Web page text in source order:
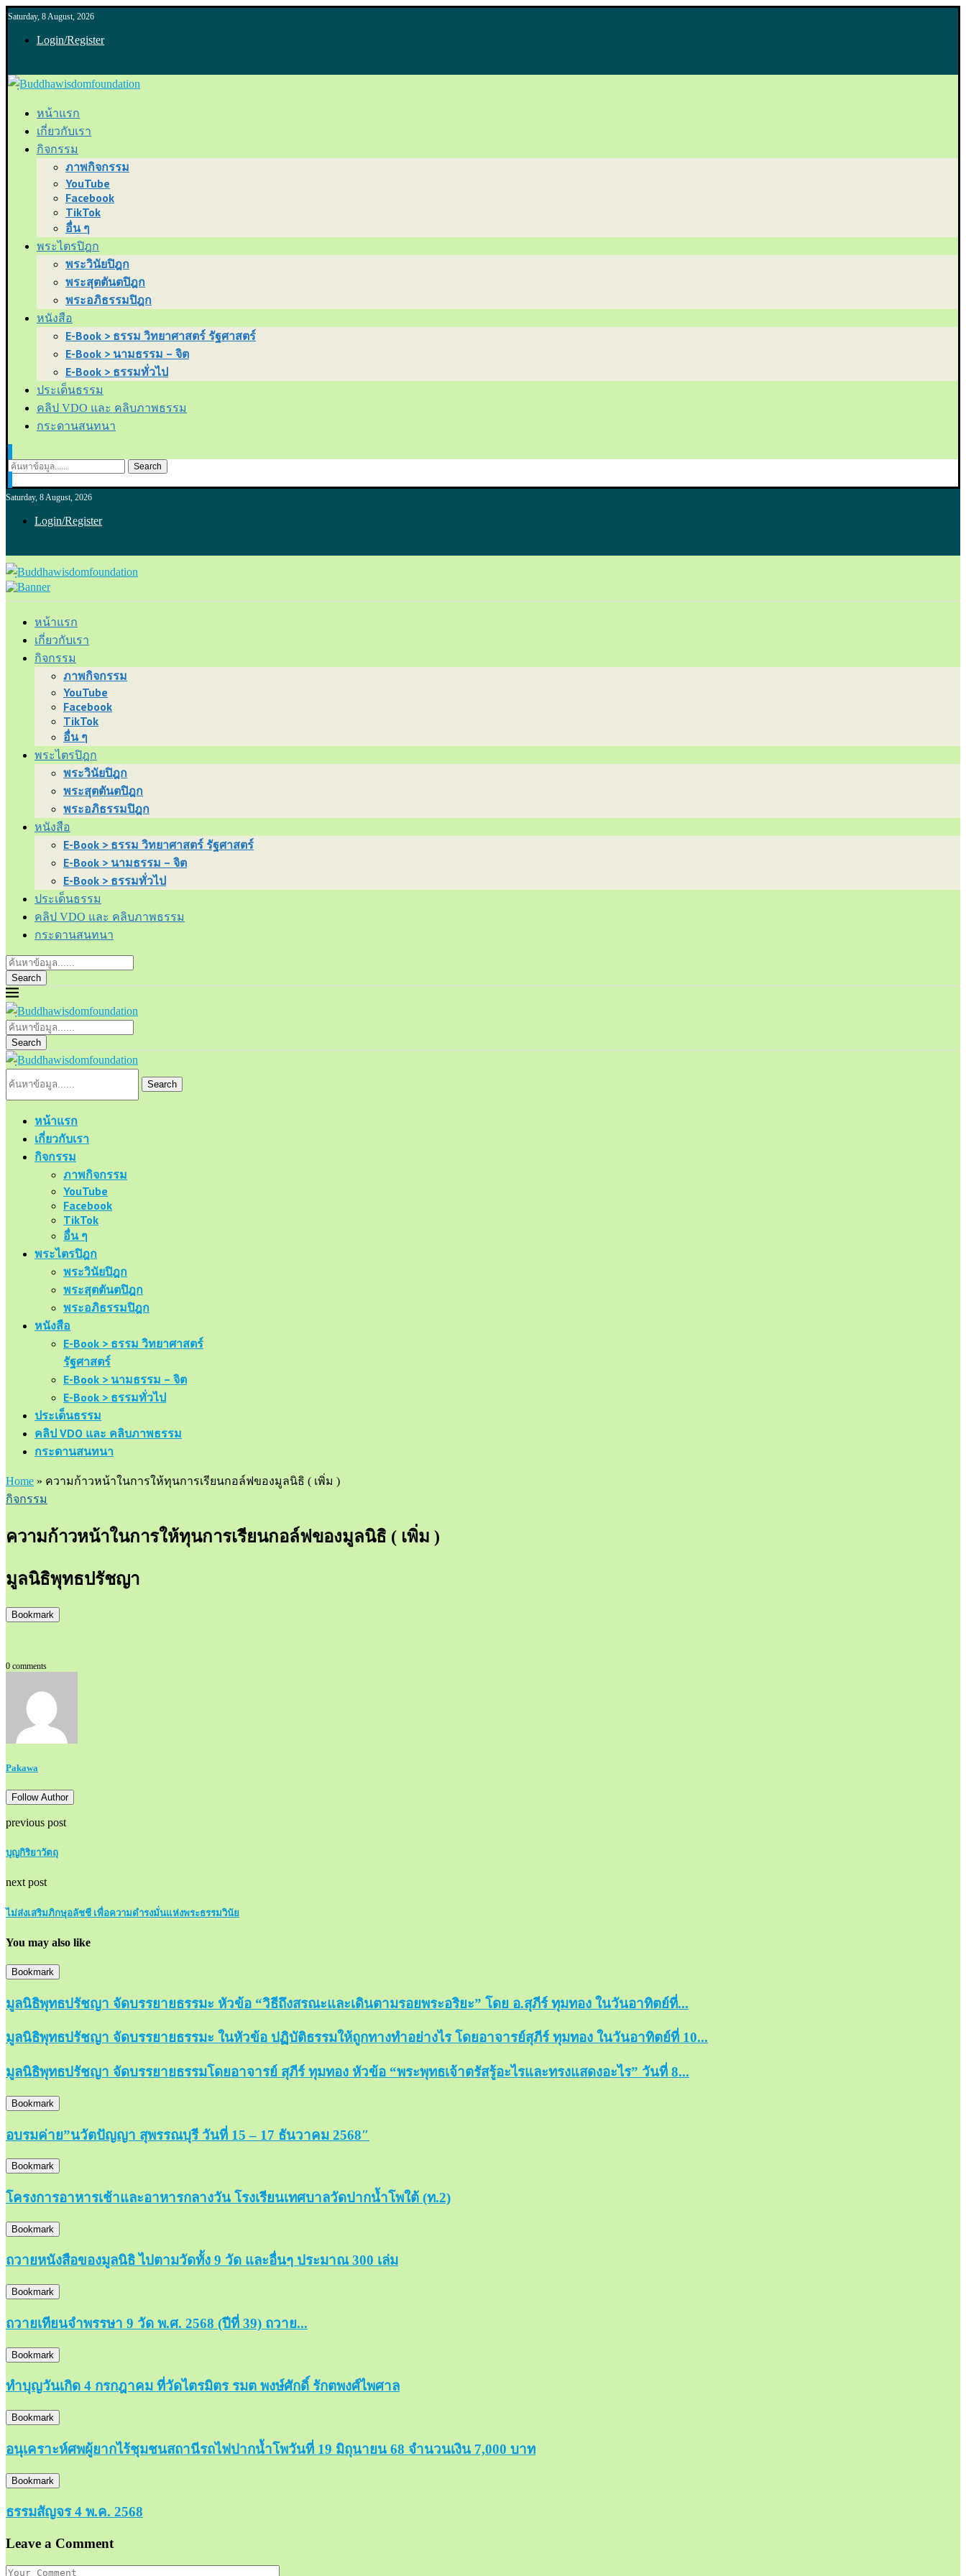
Saturday, 8 August, 2026
Login/Register
หน้าแรก
เกี่ยวกับเรา
กิจกรรม
ภาพกิจกรรม
YouTube
Facebook
TikTok
อื่น ๆ
พระไตรปิฎก
พระวินัยปิฎก
พระสุตตันตปิฎก
พระอภิธรรมปิฎก
หนังสือ
E-Book > ธรรม วิทยาศาสตร์ รัฐศาสตร์
E-Book > นามธรรม – จิต
E-Book > ธรรมทั่วไป
ประเด็นธรรม
คลิป VDO และ คลิบภาพธรรม
กระดานสนทนา
Search
Saturday, 8 August, 2026
Login/Register
หน้าแรก
เกี่ยวกับเรา
กิจกรรม
ภาพกิจกรรม
YouTube
Facebook
TikTok
อื่น ๆ
พระไตรปิฎก
พระวินัยปิฎก
พระสุตตันตปิฎก
พระอภิธรรมปิฎก
หนังสือ
E-Book > ธรรม วิทยาศาสตร์ รัฐศาสตร์
E-Book > นามธรรม – จิต
E-Book > ธรรมทั่วไป
ประเด็นธรรม
คลิป VDO และ คลิบภาพธรรม
กระดานสนทนา
Search
Search
Search
หน้าแรก
เกี่ยวกับเรา
กิจกรรม
ภาพกิจกรรม
YouTube
Facebook
TikTok
อื่น ๆ
พระไตรปิฎก
พระวินัยปิฎก
พระสุตตันตปิฎก
พระอภิธรรมปิฎก
หนังสือ
E-Book > ธรรม วิทยาศาสตร์
รัฐศาสตร์
E-Book > นามธรรม – จิต
E-Book > ธรรมทั่วไป
ประเด็นธรรม
คลิป VDO และ คลิบภาพธรรม
กระดานสนทนา
Home » ความก้าวหน้าในการให้ทุนการเรียนกอล์ฟของมูลนิธิ ( เพิ่ม )
กิจกรรม
ความก้าวหน้าในการให้ทุนการเรียนกอล์ฟของมูลนิธิ ( เพิ่ม )
มูลนิธิพุทธปรัชญา
Bookmark
0 comments
Pakawa
Follow Author
previous post
บุญกิริยาวัตถุ
next post
ไม่ส่งเสริมภิกษุอลัชชี เพื่อความดำรงมั่นแห่งพระธรรมวินัย
You may also like
Bookmark
มูลนิธิพุทธปรัชญา จัดบรรยายธรรมะ หัวข้อ “วิธีถึงสรณะและเดินตามรอยพระอริยะ” โดย อ.สุภีร์ ทุมทอง ในวันอาทิตย์ที่...
มูลนิธิพุทธปรัชญา จัดบรรยายธรรมะ ในหัวข้อ ปฏิบัติธรรมให้ถูกทางทำอย่างไร โดยอาจารย์สุภีร์ ทุมทอง ในวันอาทิตย์ที่ 10...
มูลนิธิพุทธปรัชญา จัดบรรยายธรรมโดยอาจารย์ สุภีร์ ทุมทอง หัวข้อ “พระพุทธเจ้าตรัสรู้อะไรและทรงแสดงอะไร” วันที่ 8...
Bookmark
อบรมค่าย”นวัตปัญญา สุพรรณบุรี วันที่ 15 – 17 ธันวาคม 2568″
Bookmark
โครงการอาหารเช้าและอาหารกลางวัน โรงเรียนเทศบาลวัดปากน้ำโพใต้ (ท.2)
Bookmark
ถวายหนังสือของมูลนิธิ ไปตามวัดทั้ง 9 วัด และอื่นๆ ประมาณ 300 เล่ม
Bookmark
ถวายเทียนจำพรรษา 9 วัด พ.ศ. 2568 (ปีที่ 39) ถวาย...
Bookmark
ทำบุญวันเกิด 4 กรกฎาคม ที่วัดไตรมิตร รมต พงษ์ศักดิ์ รักตพงศ์ไพศาล
Bookmark
อนุเคราะห์ศพผู้ยากไร้ชุมชนสถานีรถไฟปากน้ำโพวันที่ 19 มิถุนายน 68 จำนวนเงิน 7,000 บาท
Bookmark
ธรรมสัญจร 4 พ.ค. 2568
Leave a Comment